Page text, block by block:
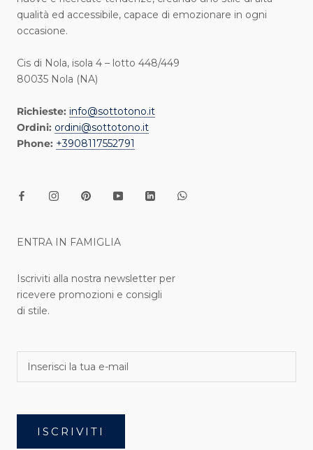
qualità ed accessibile, capace di emozionare in ogni
occasione.
Cis di Nola, isola 4 – lotto 448/449
80035 Nola (NA)
Richieste: info@sottotono.it
Ordini: ordini@sottotono.it
Phone: +3908117552791
ENTRA IN FAMIGLIA
Iscriviti alla nostra newsletter per
ricevere promozioni e consigli
di stile.
ISCRIVITI